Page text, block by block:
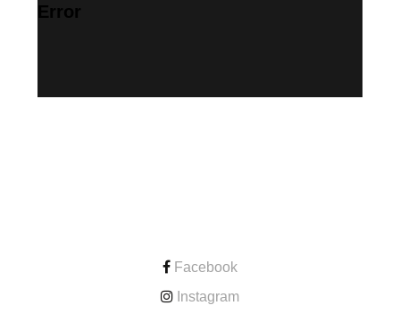
Error
Facebook
Instagram